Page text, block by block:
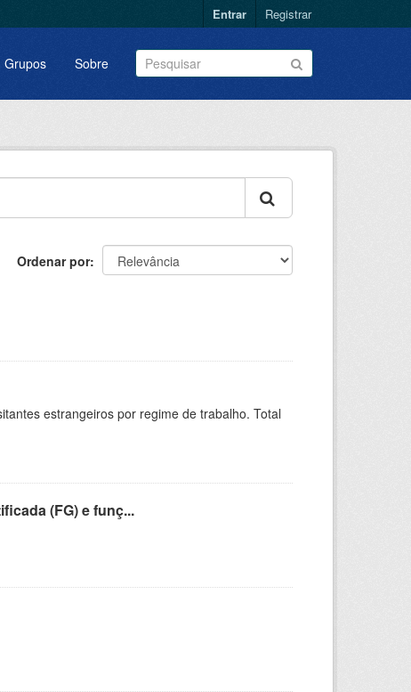
Entrar Registrar
Grupos Sobre
Ordenar por
estrangeiros por regime de trabalho. Total
(FG) e funç...